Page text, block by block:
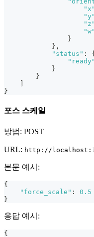
"x"
"y"
"z"
"w"
}
} ,
"status" :
{
"ready"
}
}
}
포스 스케일
방법: POST
URL: http://
본문 예시:
{
"force_scale" :
0.5
}
응답 예시:
{